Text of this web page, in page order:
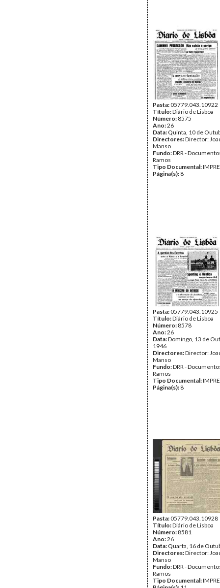
Pasta:05779.043.10922
Título:Diário de Lisboa
Número: 8575
Ano:26
Data: Quinta, 10 de
Directores:Director:
Manso
Fundo:DRR -
Ramos
Tipo Documental:
Página(s): 8
Pasta:05779.043.10925
Título:Diário de Lisboa
Número: 8578
Ano:26
Data:Domingo, 13 de
1946
Directores:Director:
Manso
Fundo:DRR -
Ramos
Tipo Documental:
Página(s): 8
Pasta:05779.043.10928
Título:Diário de Lisboa
Número: 8581
Ano:26
Data: Quarta, 16 de
Directores:Director:
Manso
Fundo:DRR -
Ramos
Tipo Documental: